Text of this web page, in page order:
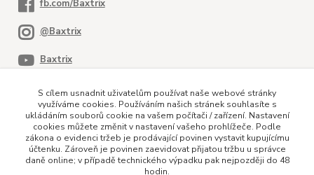
PLATEBNÍ METODY
S cílem usnadnit uživatelům používat naše webové stránky
využíváme cookies. Používáním našich stránek souhlasíte s
ukládáním souborů cookie na vašem počítači / zařízení. Nastavení
cookies můžete změnit v nastavení vašeho prohlížeče. Podle
zákona o evidenci tržeb je prodávající povinen vystavit kupujícímu
účtenku. Zároveň je povinen zaevidovat přijatou tržbu u správce
daně online; v případě technického výpadku pak nejpozději do 48
hodin.